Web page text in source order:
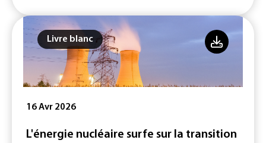
Livre blanc
16 Avr 2026
L'énergie nucléaire surfe sur la transition